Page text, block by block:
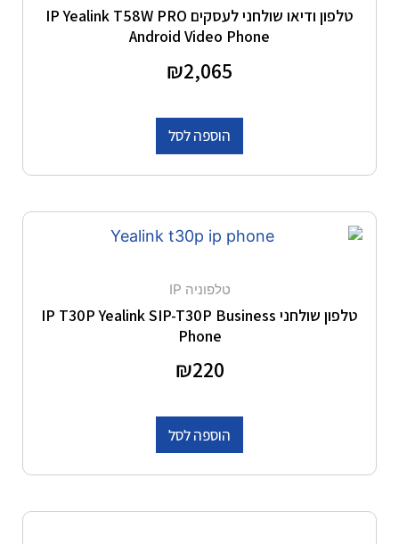
טלפון ודיאו שולחני לעסקים IP Yealink T58W PRO
Android Video Phone
₪2,065
הוספה לסל
טלפוניה IP
טלפון שולחני IP T30P Yealink SIP-T30P Business
Phone
₪220
הוספה לסל